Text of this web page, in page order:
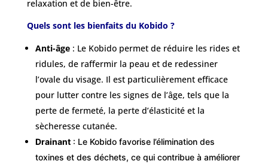
relaxation et de bien-être.
Quels sont les bienfaits du Kobido ?
Anti-âge: Le Kobido permet de réduire les rides et
ridules, de raffermir la peau et de redessiner
l’ovale du visage. Il est particulièrement efficace
pour lutter contre les signes de l’âge, tels que la
perte de fermeté, la perte d’élasticité et la
sècheresse cutanée.
Drainant: Le Kobido favorise l’élimination des
toxines et des déchets, ce qui contribue à améliorer